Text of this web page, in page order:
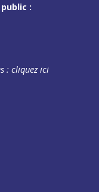
:
:cliquez ici